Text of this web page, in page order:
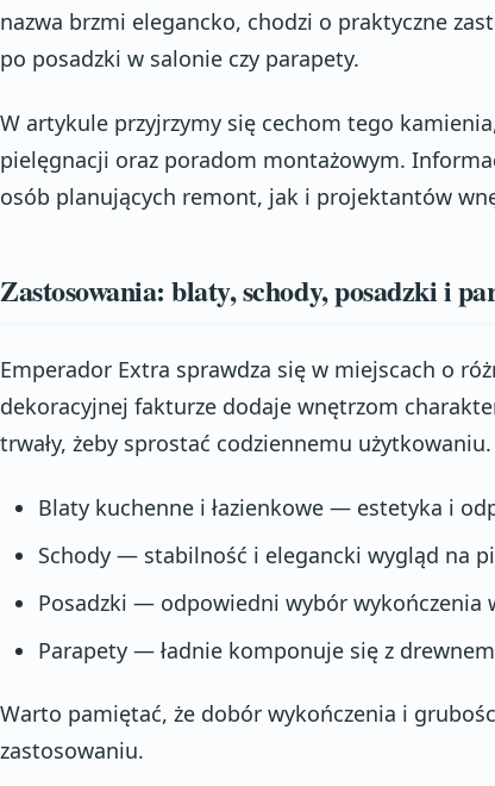
nazwa brzmi elegancko, chodzi o praktyczne
po posadzki w salonie czy parapety.
W artykule przyjrzymy się cechom tego
pielęgnacji oraz poradom montażowym.
osób planujących remont, jak i projektantów
Zastosowania: blaty, schody, posadzki i
Emperador Extra sprawdza się w miejscach o
dekoracyjnej fakturze dodaje wnętrzom
trwały, żeby sprostać codziennemu użytkowaniu.
Blaty kuchenne i łazienkowe — estetyka i
Schody — stabilność i elegancki wygląd na
Posadzki — odpowiedni wybór wykończenia
Parapety — ładnie komponuje się z
Warto pamiętać, że dobór wykończenia i
zastosowaniu.